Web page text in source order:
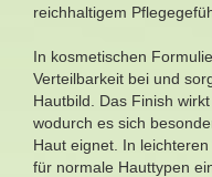
reichhaltigem
In kosmetischen
Verteilbarkeit bei und
Hautbild. Das Finish
wodurch es sich
Haut eignet. In
für normale Hauttypen